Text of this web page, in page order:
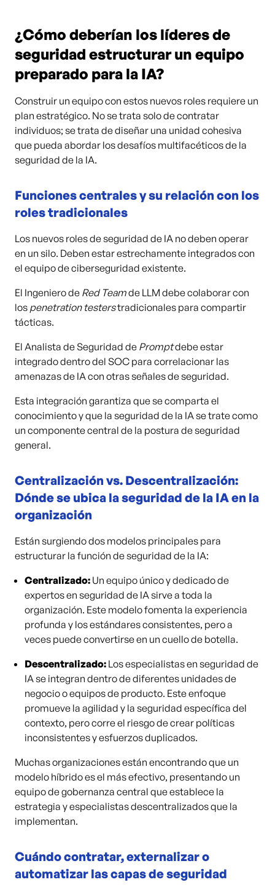
¿Cómo deberían los líderes de
seguridad estructurar un equipo
preparado para la IA?
Construir un equipo con estos nuevos roles requiere un
plan estratégico. No se trata solo de contratar
individuos; se trata de diseñar una unidad cohesiva
que pueda abordar los desafíos multifacéticos de la
seguridad de la IA.
Funciones centrales y su relación con los
roles tradicionales
Los nuevos roles de seguridad de IA no deben operar
en un silo. Deben estar estrechamente integrados con
el equipo de ciberseguridad existente.
El Ingeniero de Red Teamde LLM debe colaborar con
los penetration testerstradicionales para compartir
tácticas.
El Analista de Seguridad de Promptdebe estar
integrado dentro del SOC para correlacionar las
amenazas de IA con otras señales de seguridad.
Esta integración garantiza que se comparta el
conocimiento y que la seguridad de la IA se trate como
un componente central de la postura de seguridad
general.
Centralización vs. Descentralización:
Dónde se ubica la seguridad de la IA en la
organización
Están surgiendo dos modelos principales para
estructurar la función de seguridad de la IA:
Centralizado: Un equipo único y dedicado de
expertos en seguridad de IA sirve a toda la
organización. Este modelo fomenta la experiencia
profunda y los estándares consistentes, pero a
veces puede convertirse en un cuello de botella.
Descentralizado: Los especialistas en seguridad de
IA se integran dentro de diferentes unidades de
negocio o equipos de producto. Este enfoque
promueve la agilidad y la seguridad específica del
contexto, pero corre el riesgo de crear políticas
inconsistentes y esfuerzos duplicados.
Muchas organizaciones están encontrando que un
modelo híbrido es el más efectivo, presentando un
equipo de gobernanza central que establece la
estrategia y especialistas descentralizados que la
implementan.
Cuándo contratar, externalizar o
automatizar las capas de seguridad